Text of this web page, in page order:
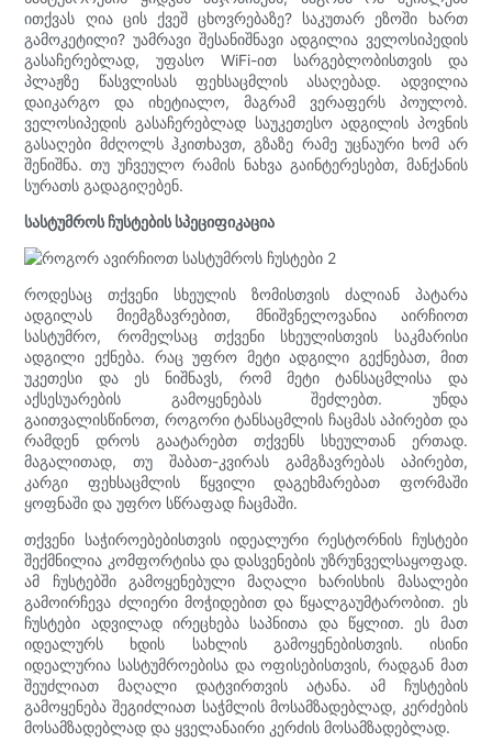
ითქვას ღია ცის ქვეშ ცხოვრებაზე? საკუთარ ეზოში ხართ
გამოკეტილი? უამრავი შესანიშნავი ადგილია ველოსიპედის
გასაჩერებლად, უფასო WiFi-ით სარგებლობისთვის და
პლაჟზე წასვლისას ფეხსაცმლის ასაღებად. ადვილია
დაიკარგო და იხეტიალო, მაგრამ ვერაფერს პოულობ.
ველოსიპედის გასაჩერებლად საუკეთესო ადგილის პოვნის
გასაღები მძღოლს ჰკითხავთ, გზაზე რამე უცნაური ხომ არ
შენიშნა. თუ უჩვეულო რამის ნახვა გაინტერესებთ, მანქანის
სურათს გადაგიღებენ.
სასტუმროს ჩუსტების სპეციფიკაცია
როდესაც თქვენი სხეულის ზომისთვის ძალიან პატარა
ადგილას მიემგზავრებით, მნიშვნელოვანია აირჩიოთ
სასტუმრო, რომელსაც თქვენი სხეულისთვის საკმარისი
ადგილი ექნება. რაც უფრო მეტი ადგილი გექნებათ, მით
უკეთესი და ეს ნიშნავს, რომ მეტი ტანსაცმლისა და
აქსესუარების გამოყენებას შეძლებთ. უნდა
გაითვალისწინოთ, როგორი ტანსაცმლის ჩაცმას აპირებთ და
რამდენ დროს გაატარებთ თქვენს სხეულთან ერთად.
მაგალითად, თუ შაბათ-კვირას გამგზავრებას აპირებთ,
კარგი ფეხსაცმლის წყვილი დაგეხმარებათ ფორმაში
ყოფნაში და უფრო სწრაფად ჩაცმაში.
თქვენი საჭიროებებისთვის იდეალური რესტორნის ჩუსტები
შექმნილია კომფორტისა და დასვენების უზრუნველსაყოფად.
ამ ჩუსტებში გამოყენებული მაღალი ხარისხის მასალები
გამოირჩევა ძლიერი მოჭიდებით და წყალგაუმტარობით. ეს
ჩუსტები ადვილად ირეცხება საპნითა და წყლით. ეს მათ
იდეალურს ხდის სახლის გამოყენებისთვის. ისინი
იდეალურია სასტუმროებისა და ოფისებისთვის, რადგან მათ
შეუძლიათ მაღალი დატვირთვის ატანა. ამ ჩუსტების
გამოყენება შეგიძლიათ საჭმლის მოსამზადებლად, კერძების
მოსამზადებლად და ყველანაირი კერძის მოსამზადებლად.